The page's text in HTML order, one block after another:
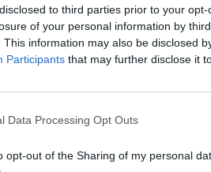
to third parties prior to your
of your personal information by
This information may also be disclosed
Participants that may further disclose it
Data Processing Opt Outs
opt-out of the Sharing of my personal
αυλή του αυτοκράτορα
ίδιο έτος οι δύο Αύγουστοι,
τους και αποσύρονται.
ο Χλωρός στη Δύση
στις 25 Ιουλίου 306 μ.Χ.
κάτι όμως που δεν
γεγονότων ο Μέγας